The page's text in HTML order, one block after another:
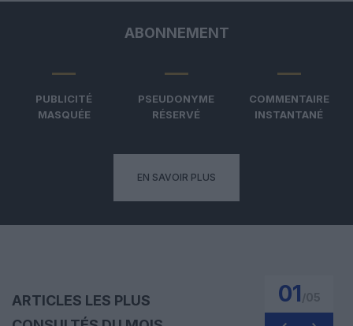
ABONNEMENT
PUBLICITÉ
MASQUÉE
PSEUDONYME
RÉSERVÉ
COMMENTAIRE
INSTANTANÉ
EN SAVOIR PLUS
ARTICLES LES PLUS
01